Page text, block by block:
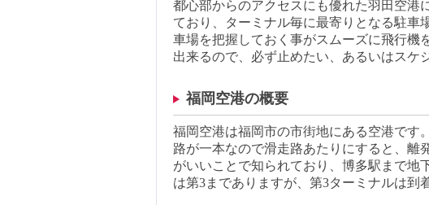
都心部からのアクセスにも優れた羽田空港
ており、ターミナル毎に最寄りとなる駐車
車場を把握しておく事がスムーズに飛行機
出来るので、必ず止めたい、あるいはスケ
福岡空港の概要
福岡空港は福岡市の市街地にある空港です
路が一本なので滑走路あたりにすると、離
がいいことで知られており、博多駅まで地
は第3までありますが、第3ターミナルは到